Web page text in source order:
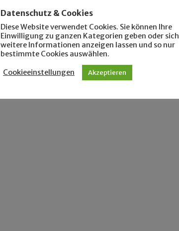
Datenschutz & Cookies
Diese Website verwendet Cookies. Sie können Ihre
Einwilligung zu ganzen Kategorien geben oder sich
weitere Informationen anzeigen lassen und so nur
bestimmte Cookies auswählen.
Cookieeinstellungen Akzeptieren